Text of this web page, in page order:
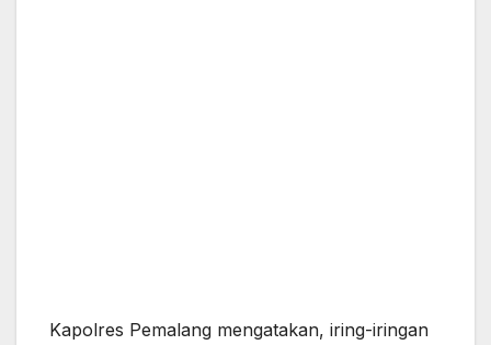
Kapolres Pemalang mengatakan, iring-iringan